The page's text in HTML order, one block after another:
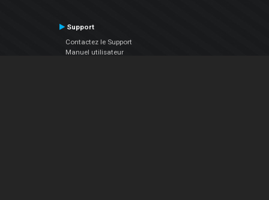
Support
Contactez le Support
Manuel utilisateur